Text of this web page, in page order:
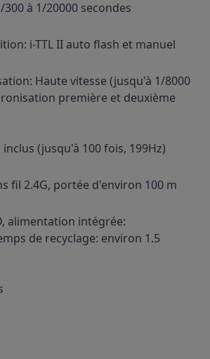
à 1/20000 secondes
i-TTL II auto flash et manuel
Haute vitesse (jusqu'à 1/8000
première et deuxième
(jusqu'à 100 fois, 199Hz)
fil 2.4G, portée d'environ 100 m
alimentation intégrée:
de recyclage: environ 1.5